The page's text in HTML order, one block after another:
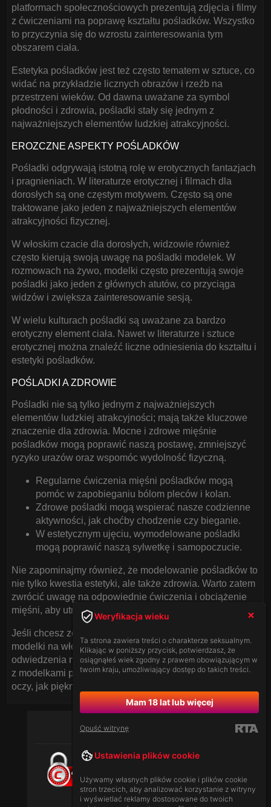
platformach społecznościowych prezentują zdjęcia i filmy
z ćwiczeniami na poprawę kształtu pośladków. Wszystko
to przyczynia się do wzrostu zainteresowania tym
obszarem ciała.
Estetyka pośladków jest też często tematem w sztuce, co
widać na przykładzie licznych obrazów i rzeźb na
przestrzeni wieków. Od dawna uważane za symbol
płodności i zdrowia, pośladki stały się jednym z
najważniejszych elementów ludzkiej atrakcyjności.
EROZCZNE ASPEKTY POŚLADKÓW
Pośladki odgrywają istotną rolę w erotycznych fantazjach
i pragnieniach. W literaturze erotycznej i filmach dla
dorosłych są one częstym motywem. Często są one
traktowane jako jeden z najważniejszych elementów
atrakcyjności fizycznej.
W włoskim czacie dla dorosłych, widzowie również
często kierują swoją uwagę na pośladki modelek. W
rozmowach na żywo, modelki często prezentują swoje
pośladki jako jeden z głównych atutów, co przyciąga
widzów i zwiększa zainteresowanie sesją.
W wielu kulturach pośladki są uważane za bardzo
erotyczny element ciała. Nawet w literaturze i sztuce
erotycznej można znaleźć liczne odniesienia do kształtu i
estetyki pośladków.
POŚLADKI A ZDROWIE
Pośladki nie są tylko jednym z najważniejszych
elementów ludzkiej atrakcyjności; mają także kluczowe
znaczenie dla zdrowia. Mocne i zdrowe mięśnie
pośladków mogą poprawić naszą postawę, zmniejszyć
ryzyko urazów oraz wspomóc wydolność fizyczną.
Regularne ćwiczenia mięśni pośladków mogą
pomóc w zapobieganiu bólom pleców i kolan.
Zdrowe pośladki mogą wspierać nasze codzienne
aktywności, jak choćby chodzenie czy bieganie.
W estetycznym ujęciu, wymodelowane pośladki
mogą poprawić naszą sylwetkę i samopoczucie.
Nie zapominajmy również, że modelowanie pośladków to
nie tylko kwestia estetyki, ale także zdrowia. Warto zatem
zwrócić uwagę na odpowiednie ćwiczenia i obciążenie
mięśni, aby utrzymać je w jak najlepszej kondycji.
Jeśli chcesz zobaczyć, jak dbają o swoje pośladki
modelki na włoskim czacie dla dorosłych, zapraszamy do
odwiedzenia naszej platformy. Przyjdź na nasz polski czat
z modelkami przed kamerką i przekonaj się na własne
oczy, jak piękne mogą być pośladki w pełnej krasie!
Ustawodawstwo|Zasady Serwisu]
Weryfikacja wieku
Ta strona zawiera treści o charakterze seksualnym.
Klikając w poniższy przycisk, potwierdzasz, że
osiągnąłeś wiek zgodny z prawem obowiązującym w
twoim kraju, umożliwiający dostęp do takich treści.
Mam 18 lat lub więcej
Opuść witrynę
Ustawienia plików cookie
Używamy własnych plików cookie i plików cookie
stron trzecich, aby analizować korzystanie z witryny
i wyświetlać reklamy dostosowane do twoich